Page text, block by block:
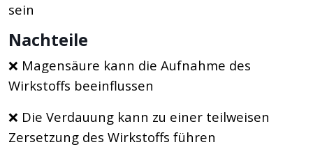
sein
Nachteile
❌ Magensäure kann die Aufnahme des
Wirkstoffs beeinflussen
❌ Die Verdauung kann zu einer teilweisen
Zersetzung des Wirkstoffs führen